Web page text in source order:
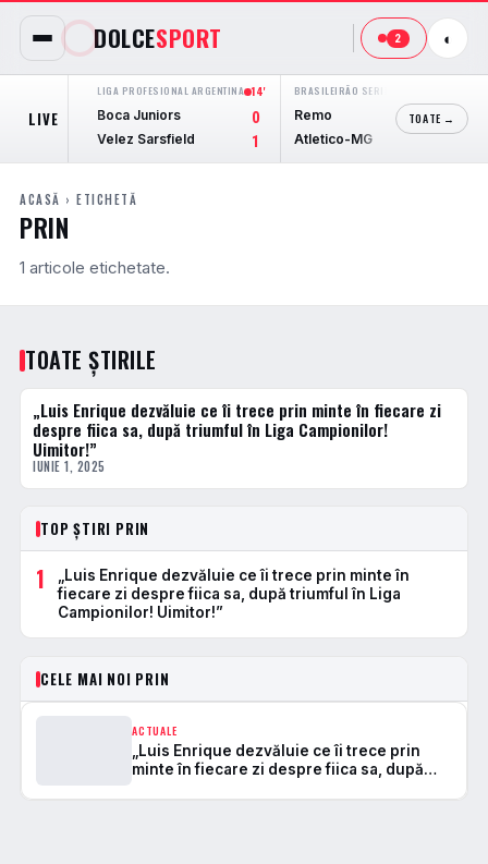
DOLCESPORT 2 ◐
LIVE
LIGA PROFESIONAL ARGENTINA 14'
Boca Juniors
0
Velez Sarsfield 1
BRASILEIRÃO SERIE A
Remo
1
Atletico-MG
TOATE →
ACASĂ › ETICHETĂ
PRIN
1 articole etichetate.
TOATE ȘTIRILE
ACTUALE
„Luis Enrique dezvăluie ce îi trece prin minte în fiecare zi
despre fiica sa, după triumful în Liga Campionilor!
Uimitor!”
IUNIE 1, 2025
TOP ȘTIRI PRIN
1
„Luis Enrique dezvăluie ce îi trece prin minte în
fiecare zi despre fiica sa, după triumful în Liga
Campionilor! Uimitor!”
CELE MAI NOI PRIN
ACTUALE
„Luis Enrique dezvăluie ce îi trece prin
minte în fiecare zi despre fiica sa, după